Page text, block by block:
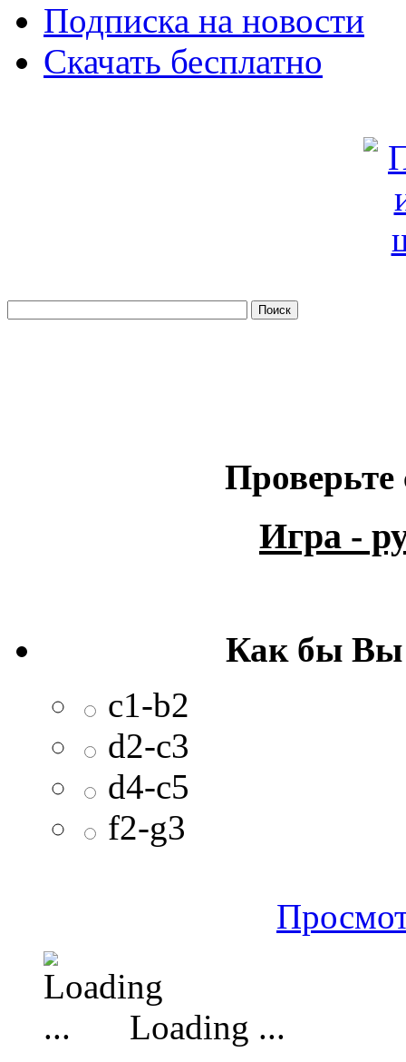
Подписка на новости
Скачать бесплатно
Проверьте
Игра -
Как бы Вы
c1-b2
d2-c3
d4-c5
f2-g3
Loading ...